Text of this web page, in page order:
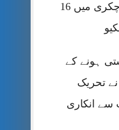
سے ہنگامی کال پر چکری میں 16
ہونے کے
نے تحریک
سے انکاری